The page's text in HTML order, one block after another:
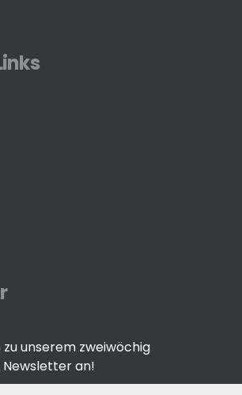
zu unserem zweiwöchig
an!